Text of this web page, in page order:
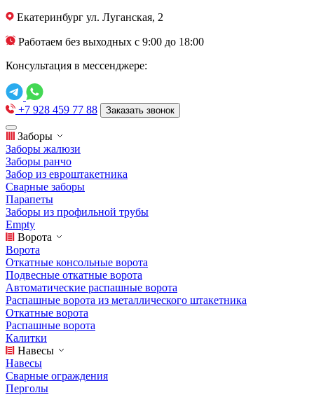
Екатеринбург ул. Луганская, 2
Работаем без выходных с 9:00 до 18:00
Консультация в мессенджере:
+7 928 459 77 88 Заказать звонок
Заборы
Заборы жалюзи
Заборы ранчо
Забор из евроштакетника
Сварные заборы
Парапеты
Заборы из профильной трубы
Empty
Ворота
Ворота
Откатные консольные ворота
Подвесные откатные ворота
Автоматические распашные ворота
Распашные ворота из металлического штакетника
Откатные ворота
Распашные ворота
Калитки
Навесы
Навесы
Сварные ограждения
Перголы